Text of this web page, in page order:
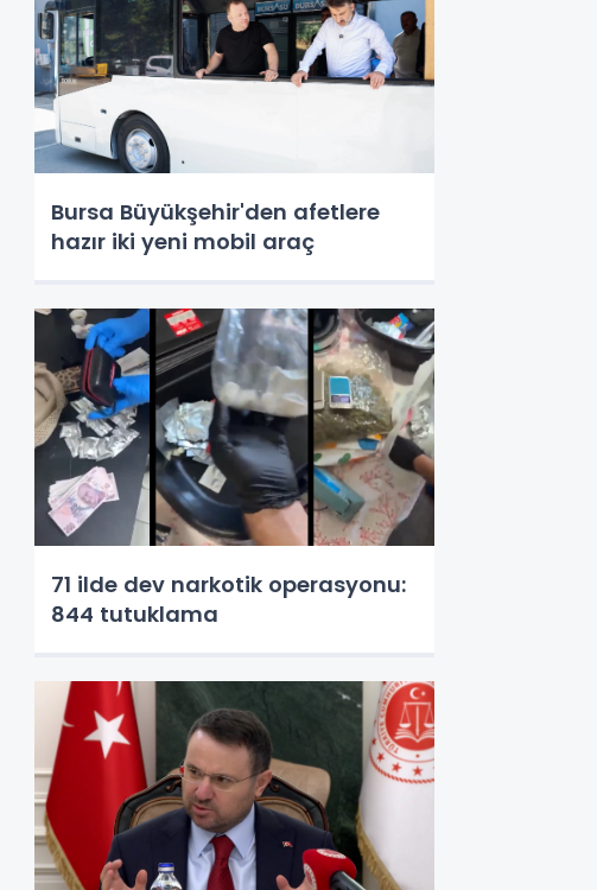
Bursa Büyükşehir'den afetlere
hazır iki yeni mobil araç
71 ilde dev narkotik operasyonu:
844 tutuklama